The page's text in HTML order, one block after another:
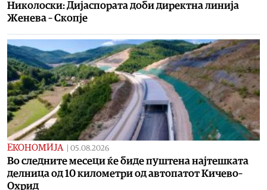
Николоски: Дијаспората доби директна линија
Женева – Скопје
ЕКОНОМИЈА 05.08.2026
Во следните месеци ќе биде пуштена најтешката
делница од 10 километри од автопатот Кичево–
Охрид